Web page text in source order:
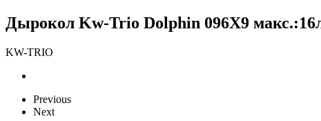
Дырокол Kw-Trio Dolphin 096X9
KW-TRIO
Previous
Next